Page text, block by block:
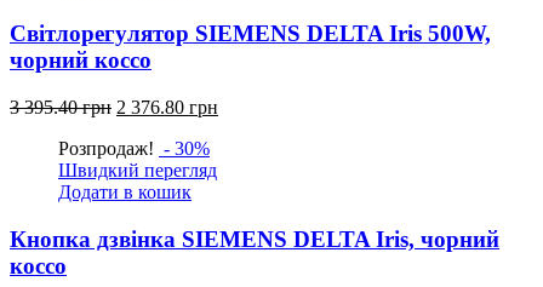
Світлорегулятор SIEMENS DELTA Iris 500W,
чорний коссо
3 395.40грн Оригінальна
3
395.40
грн.
2 376.80 грн
Розпродаж! - 30%
Швидкий перегляд
Додати в кошик
Кнопка дзвінка SIEMENS DELTA Iris, чорний
коссо